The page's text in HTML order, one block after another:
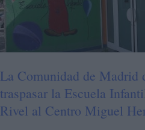
La Comunidad de Madrid
traspasar la Escuela
Rivel al Centro Miguel